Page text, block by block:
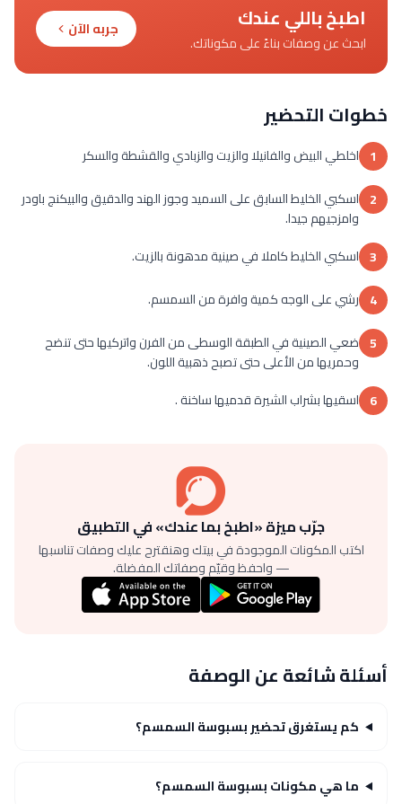
اطبخ باللي عندك
ابحث عن وصفات بناءً على مكوناتك.
جربه الآن
خطوات التحضير
1 اخلطي البيض والفانيلا والزيت والزبادي والقشطة والسكر
2 اسكبي الخليط السابق على السميد وجوز الهند والدقيق والبيكنج باودر
وامزجيهم جيدا.
3 اسكبي الخليط كاملا في صينية مدهونة بالزيت.
4 رشي على الوجه كمية وافرة من السمسم.
5 ضعي الصينية في الطبقة الوسطى من الفرن واتركيها حتى تنضح
وحمريها من الأعلى حتى تصبح ذهبية اللون.
6 اسقيها بشراب الشيرة قدميها ساخنة .
جرّب ميزة «اطبخ بما عندك» في التطبيق
اكتب المكونات الموجودة في بيتك وهنقترح عليك وصفات تناسبها
— واحفظ وقيّم وصفاتك المفضلة.
أسئلة شائعة عن الوصفة
كم يستغرق تحضير بسبوسة السمسم؟
ما هي مكونات بسبوسة السمسم؟